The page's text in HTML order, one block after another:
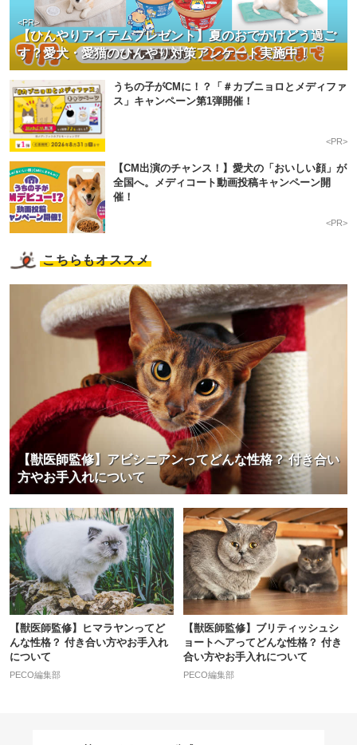
【ひんやりアイテムプレゼント】夏のおでかけどう過ご
す？愛犬・愛猫のひんやり対策アンケート実施中！
<PR>
うちの子がCMに！？「＃カブニョロとメディファ
ス」キャンペーン第1弾開催！
<PR>
【CM出演のチャンス！】愛犬の「おいしい顔」が
全国へ。メディコート動画投稿キャンペーン開
催！
<PR>
こちらもオススメ
【獣医師監修】アビシニアンってどんな性格？ 付き合い
方やお手入れについて
【獣医師監修】ヒマラヤンってど
んな性格？ 付き合い方やお手入れ
について
PECO編集部
【獣医師監修】ブリティッシュシ
ョートヘアってどんな性格？ 付き
合い方やお手入れについて
PECO編集部